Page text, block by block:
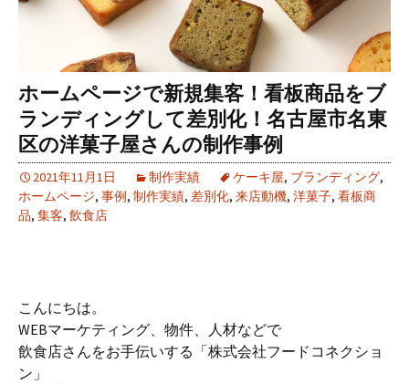
ホームページで新規集客！看板商品をブ
ランディングして差別化！名古屋市名東
区の洋菓子屋さんの制作事例
2021年11月1日 制作実績 ケーキ屋, ブランディング,
ホームページ, 事例 , 制作実績, 差別化, 来店動機, 洋菓子, 看板商
品, 集客, 飲食店
こんにちは。
WEBマーケティング、物件、人材などで
飲食店さんをお手伝いする「株式会社フードコネクショ
ン」